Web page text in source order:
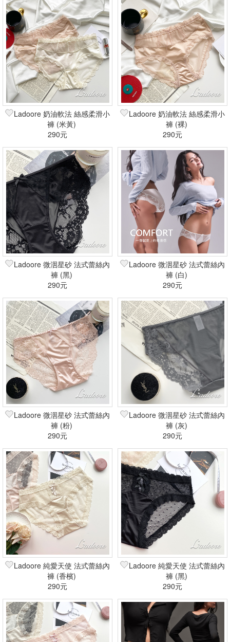
Ladoore 奶油軟法 絲感柔滑小
褲 (米黃)
290元
Ladoore 奶油軟法 絲感柔滑小
褲 (裸)
290元
Ladoore 微洇星砂 法式蕾絲內
褲 (黑)
290元
Ladoore 微洇星砂 法式蕾絲內
褲 (白)
290元
Ladoore 微洇星砂 法式蕾絲內
褲 (粉)
290元
Ladoore 微洇星砂 法式蕾絲內
褲 (灰)
290元
Ladoore 純愛天使 法式蕾絲內
褲 (香檳)
290元
Ladoore 純愛天使 法式蕾絲內
褲 (黑)
290元